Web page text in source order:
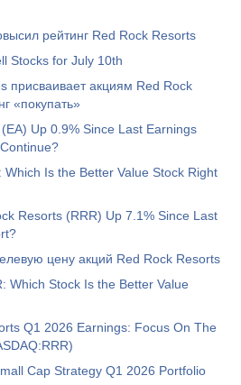
позиций по золоту от
Прог.
Пред.
182.1 тыс
позиций по сырой
Прог.
Пред.
позиций по S&P 500
Прог.
Пред.
-17.2 тыс
позиций по Nasdaq
4.9 тыс
рейтинг Red Rock Resorts
Stocks for July 10th
присваивает акциям Red Rock
«покупать»
Up 0.9% Since Last Earnings
Which Is the Better Value Stock Right
Resorts (RRR) Up 7.1% Since Last
цену акций Red Rock Resorts
Which Stock Is the Better Value
Q1 2026 Earnings: Focus On The
Cap Strategy Q1 2026 Portfolio